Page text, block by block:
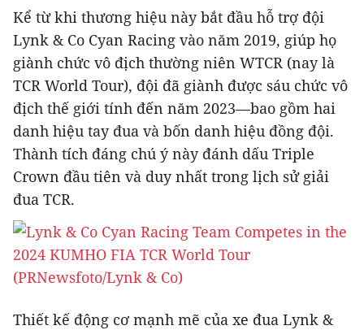
Kể từ khi thương hiệu này bắt đầu hỗ trợ đội
Lynk & Co Cyan Racing vào năm 2019, giúp họ
giành chức vô địch thường niên WTCR (nay là
TCR World Tour), đội đã giành được sáu chức vô
địch thế giới tính đến năm 2023—bao gồm hai
danh hiệu tay đua và bốn danh hiệu đồng đội.
Thành tích đáng chú ý này đánh dấu Triple
Crown đầu tiên và duy nhất trong lịch sử giải
đua TCR.
Thiết kế động cơ mạnh mẽ của xe đua Lynk &